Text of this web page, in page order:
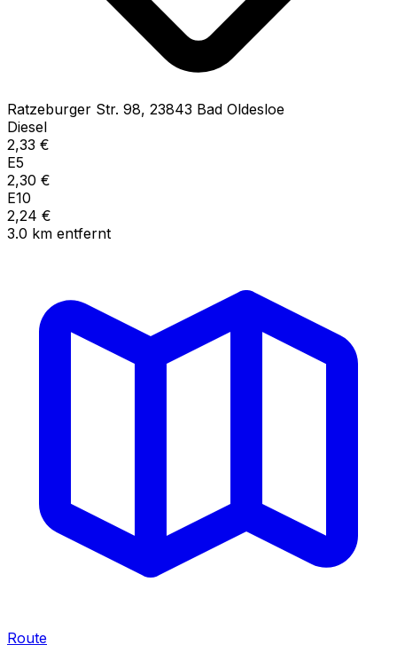
Ratzeburger Str. 98, 23843 Bad Oldesloe
Diesel
2,33 €
E5
2,30 €
E10
2,24 €
3.0 km entfernt
Route